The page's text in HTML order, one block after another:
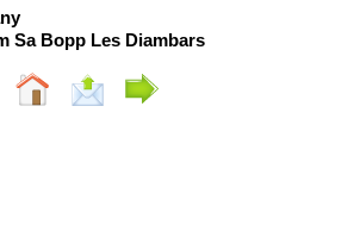
Sa Bopp Les Diambars